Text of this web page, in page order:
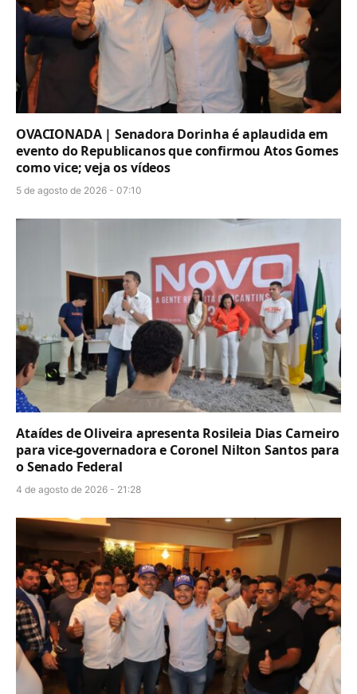
OVACIONADA | Senadora Dorinha é aplaudida em
evento do Republicanos que confirmou Atos Gomes
como vice; veja os vídeos
5 de agosto de 2026 - 07:10
Ataídes de Oliveira apresenta Rosileia Dias Carneiro
para vice-governadora e Coronel Nilton Santos para
o Senado Federal
4 de agosto de 2026 - 21:28